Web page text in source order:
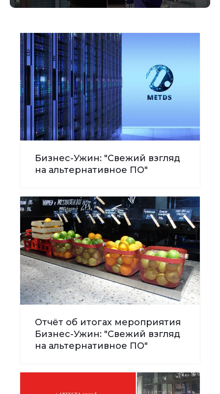
Бизнес-Ужин: "Свежий взгляд
на альтернативное ПО"
Отчёт об итогах мероприятия
Бизнес-Ужин: "Свежий взгляд
на альтернативное ПО"